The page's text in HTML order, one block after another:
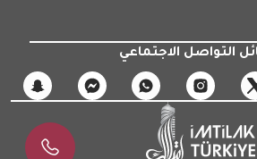
التواصل الاجتماعي